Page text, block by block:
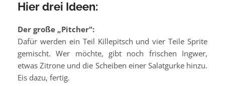
Hier drei Ideen:
Der große „Pitcher“:
Dafür werden ein Teil Killepitsch und vier Teile Sprite
gemischt. Wer möchte, gibt noch frischen Ingwer,
etwas Zitrone und die Scheiben einer Salatgurke hinzu.
Eis dazu, fertig.